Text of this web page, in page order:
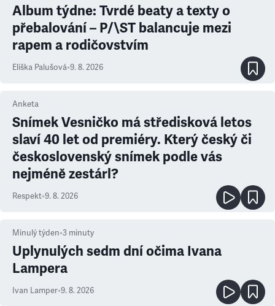
Album týdne: Tvrdé beaty a texty o
přebalování – P/\ST balancuje mezi
rapem a rodičovstvím
Eliška Palušová•9. 8. 2026
Anketa
Snímek Vesničko má středisková letos
slaví 40 let od premiéry. Který český či
československý snímek podle vás
nejméně zestárl?
Respekt•9. 8. 2026
Minulý týden•3 minuty
Uplynulých sedm dní očima Ivana
Lampera
Ivan Lamper•9. 8. 2026